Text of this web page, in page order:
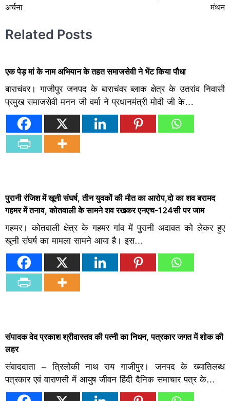
अर्चना
मंथन
Related Posts
एक पेड़ मां के नाम अभियान के तहत समाजसेवी ने भेंट किया पौधा
बाराचंवर। गाजीपुर जनपद के बाराचंवर ब्लाक क्षेत्र के उतरांव निवासी
प्रमुख समाजसेवी मनन जी वर्मा ने प्रधानमंत्री मोदी जी के…
पुरानी रंजिश में खूनी संघर्ष, तीन युवकों की मौत का आरोप,दो का शव बरामद
गहमर में तनाव, कोतवाली के सामने शव रखकर एनएच-124सी पर जाम
गहमर। कोतवाली क्षेत्र के गहमर गांव में पुरानी अदावत को लेकर हुए
खूनी संघर्ष का मामला सामने आया है। इस…
संपादक वेद प्रकाश श्रीवास्तव की पत्नी का निधन, पत्रकार जगत में शोक की
लहर
संवाददाता – त्रिलोकी नाथ राय गाजीपुर। जनपद के ख्यातिलब्ध
पत्रकार एवं वाराणसी में आयुष जीवन हिंदी दैनिक समाचार पत्र के…